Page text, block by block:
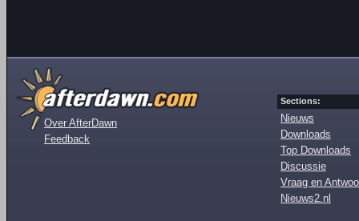
Over AfterDawn
Feedback
Sections:
Nieuws
Downloads
Top Downloads
Discussie
Vraag en
Nieuws2.nl